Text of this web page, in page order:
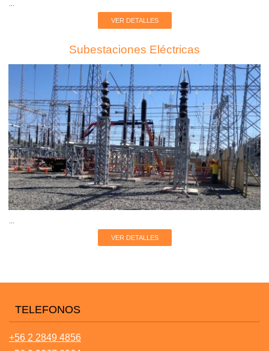
VER DETALLES
Subestaciones Eléctricas
VER DETALLES
TELEFONOS
+56 2 2849 4856